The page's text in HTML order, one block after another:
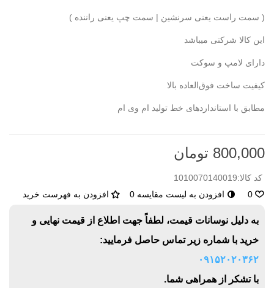
( سمت راست یعنی سرنشین | سمت چپ یعنی راننده )
این کالا شرکتی میباشد
دارای لامپ و سوکت
کیفیت ساخت فوق‌العاده بالا
مطابق با استانداردهای خط تولید ام وی ام
800,000 تومان
کد کالا:1010070140019
0
افزودن به لیست مقایسه 0 افزودن به فهرست خرید
به دلیل نوسانات قیمت، لطفاً جهت اطلاع از قیمت نهایی و
خرید با شماره زیر تماس حاصل فرمایید:
۰۹۱۵۲۰۲۰۳۶۲
با تشکر از همراهی شما.